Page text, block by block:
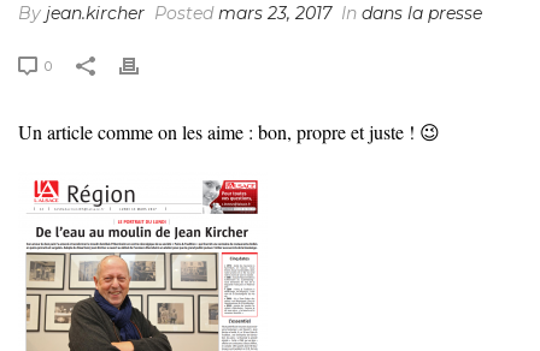
By jean.kircher Posted mars 23, 2017 In dans la presse
0
Un article comme on les aime : bon, propre et juste ! 😉